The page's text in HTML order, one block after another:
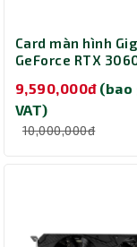
Card màn hình
GeForce RTX
N3060WF2OC-
9,590,000đ (bao
VAT)
10,000,000đ